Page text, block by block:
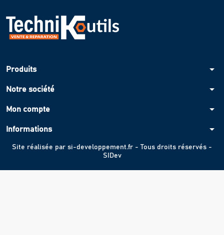
Produits arrow_drop_down
Notre société arrow_drop_down
Mon compte arrow_drop_down
Informations arrow_drop_down
Site réalisée par si-developpement.fr - Tous droits réservés -
SIDev